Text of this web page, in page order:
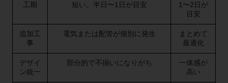
工期 短い。半日〜1日が目安
1〜2日が
目安
追加工
事
電気または配管が個別に発生
まとめて
最適化
デザイ
ン統一
部分的で不揃いになりがち
一体感が
高い